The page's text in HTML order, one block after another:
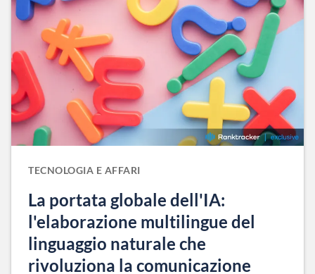
TECNOLOGIA E AFFARI
La portata globale dell'IA:
l'elaborazione multilingue del
linguaggio naturale che
rivoluziona la comunicazione